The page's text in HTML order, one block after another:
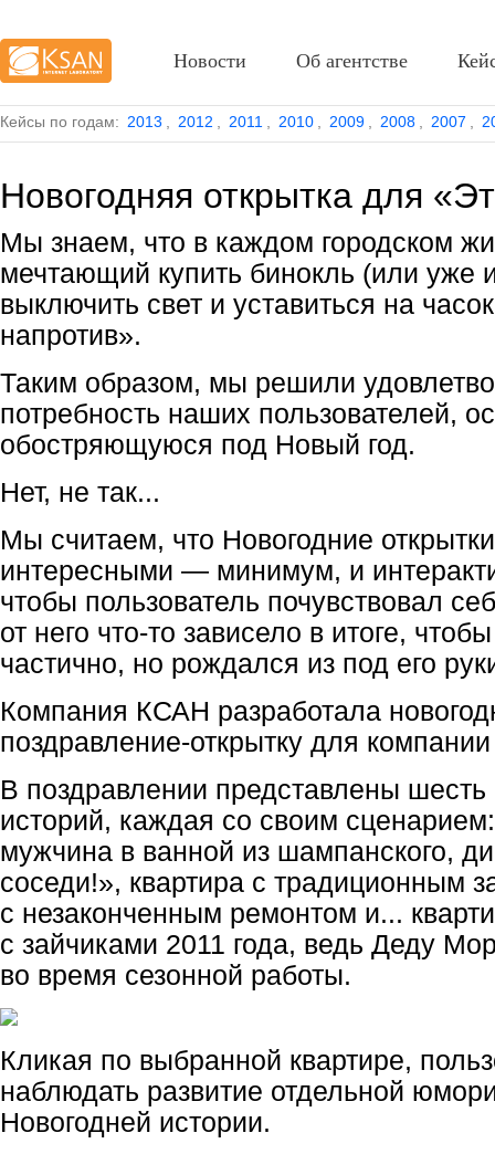
Кейсы по годам: 2013 2012 2011 2010 2009 2008 2007
Новогодняя открытка для
Мы знаем, что в каждом городском
мечтающий купить бинокль (или уже
выключить свет и уставиться на
напротив».
Таким образом, мы решили
потребность наших пользователей,
обостряющуюся под Новый год.
Нет, не так...
Мы считаем, что Новогодние
интересными — минимум, и
чтобы пользователь почувствовал
от него что-то зависело в итоге,
частично, но рождался из под его
Компания КСАН разработала
поздравление-открытку для
В поздравлении представлены шесть
историй, каждая со своим
мужчина в ванной из шампанского,
соседи!», квартира с традиционным
с незаконченным ремонтом и...
с зайчиками 2011 года, ведь Деду
во время сезонной работы.
Кликая по выбранной квартире,
наблюдать развитие отдельной
Новогодней истории.
Новости Об агентстве